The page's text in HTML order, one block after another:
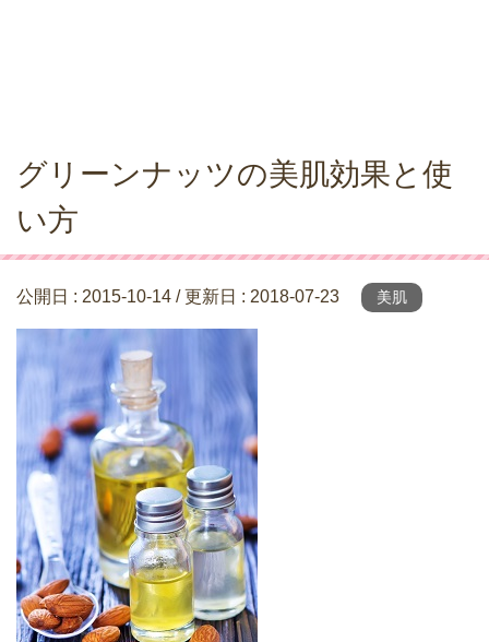
グリーンナッツの美肌効果と使
い方
公開日 : 2015-10-14 / 更新日 : 2018-07-23 美肌